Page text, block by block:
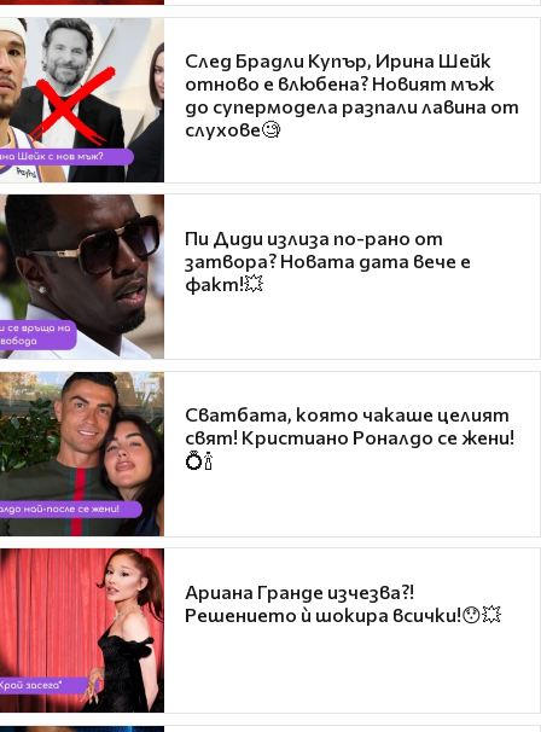
След Брадли Купър, Ирина Шейк
отново е влюбена? Новият мъж
до супермодела разпали лавина от
слухове🧐
Пи Диди излиза по-рано от
затвора? Новата дата вече е
факт!💥
Сватбата, която чакаше целият
свят! Кристиано Роналдо се жени!
💍🍾
Ариана Гранде изчезва?!
Решението ѝ шокира всички!😯💥